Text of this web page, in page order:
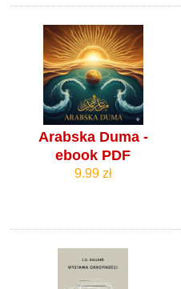
Arabska Duma -
ebook PDF
9.99 zł